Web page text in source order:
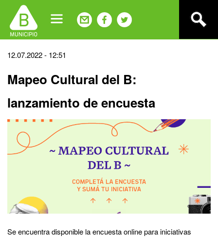
navigation
Back
top
12.07.2022 - 12:51
Mapeo Cultural del B:
lanzamiento de encuesta
Se encuentra disponible la encuesta online para iniciativas